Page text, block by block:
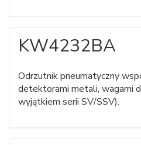
KW4232BA
Odrzutnik pneumatyczny
detektorami metali, wagami
wyjątkiem serii SV/SSV).